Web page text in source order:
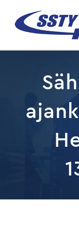
content